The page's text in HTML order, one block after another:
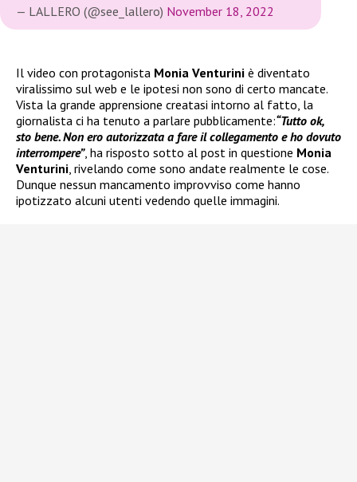
— LALLERO (@see_lallero) November 18, 2022
Il video con protagonista Monia Venturini è diventato
viralissimo sul web e le ipotesi non sono di certo mancate.
Vista la grande apprensione creatasi intorno al fatto, la
giornalista ci ha tenuto a parlare pubblicamente:“Tutto ok,
sto bene. Non ero autorizzata a fare il collegamento e ho dovuto
interrompere”, ha risposto sotto al post in questione Monia
Venturini, rivelando come sono andate realmente le cose.
Dunque nessun mancamento improvviso come hanno
ipotizzato alcuni utenti vedendo quelle immagini.